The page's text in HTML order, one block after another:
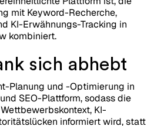
mit Keyword-Recherche,
KI-Erwähnungs-Tracking in
kombiniert.
sich abhebt
Planung und -Optimierung in
SEO-Plattform, sodass die
KI-
informiert wird, statt